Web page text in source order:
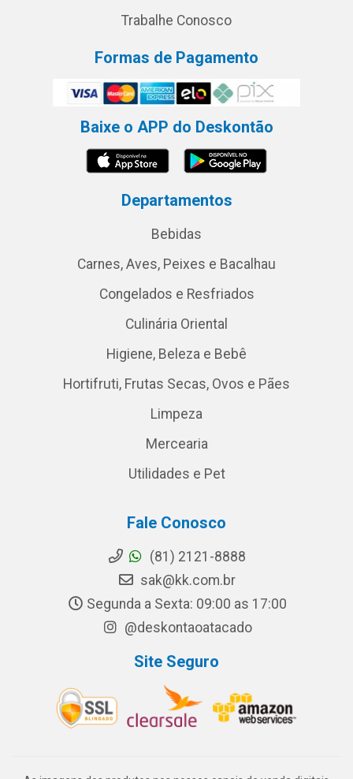
Trabalhe Conosco
Formas de Pagamento
Baixe o APP do Deskontão
Departamentos
Bebidas
Carnes, Aves, Peixes e Bacalhau
Congelados e Resfriados
Culinária Oriental
Higiene, Beleza e Bebê
Hortifruti, Frutas Secas, Ovos e Pães
Limpeza
Mercearia
Utilidades e Pet
Fale Conosco
(81) 2121-8888
sak@kk.com.br
Segunda a Sexta: 09:00 as 17:00
@deskontaoatacado
Site Seguro